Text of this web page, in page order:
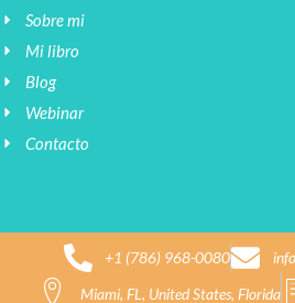
Sobre mi
Mi libro
Blog
Webinar
Contacto
+1 (786) 968-0080
Miami, FL, United States, Florida